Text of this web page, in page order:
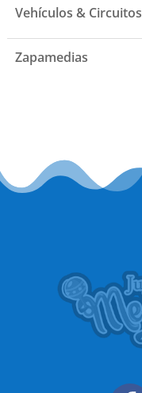
Vehículos & Circuitos
Zapamedias